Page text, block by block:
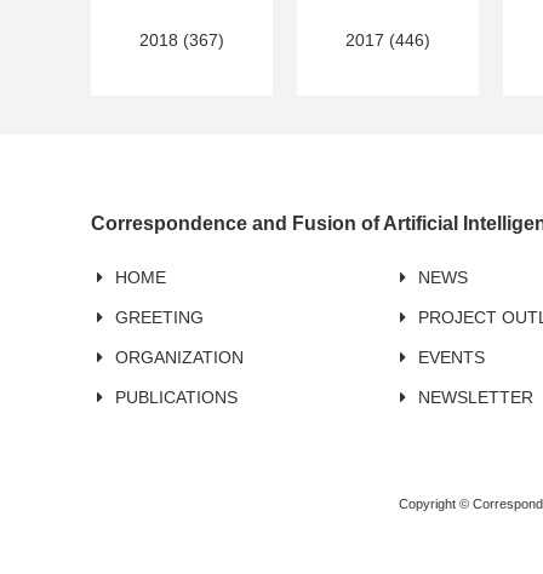
2018 (367) 2017 (446)
Correspondence and Fusion of Artificial
HOME NEWS
GREETING PROJECT
ORGANIZATION EVENTS
PUBLICATIONS NEWSLETTER
Copyright ©